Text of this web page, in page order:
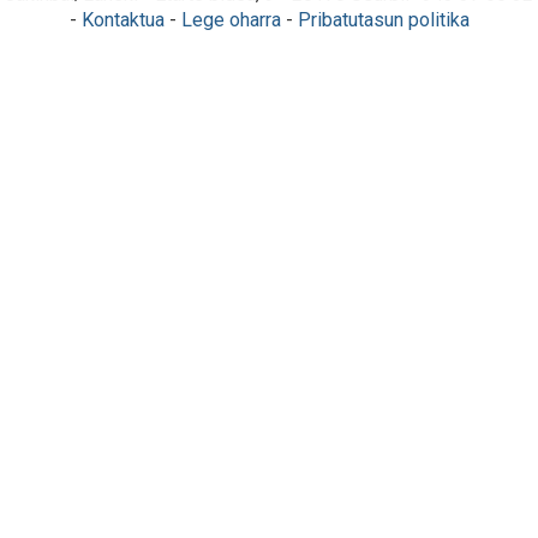
- Kontaktua- Lege oharra- Pribatutasun politika